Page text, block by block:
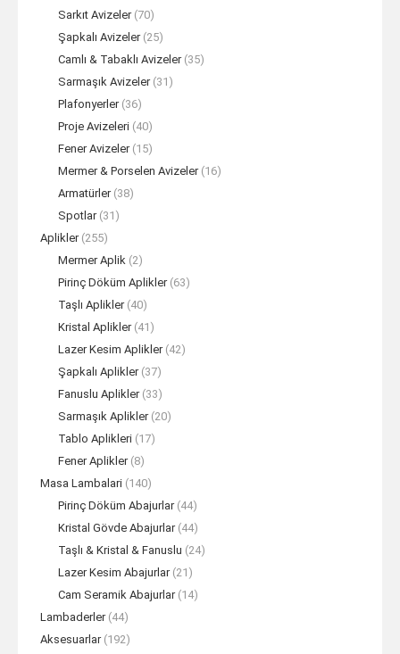
Sarkıt Avizeler (70)
Şapkalı Avizeler (25)
Camlı & Tabaklı Avizeler (35)
Sarmaşık Avizeler (31)
Plafonyerler (36)
Proje Avizeleri (40)
Fener Avizeler (15)
Mermer & Porselen Avizeler (16)
Armatürler (38)
Spotlar (31)
Aplikler (255)
Mermer Aplik (2)
Pirinç Döküm Aplikler (63)
Taşlı Aplikler (40)
Kristal Aplikler (41)
Lazer Kesim Aplikler (42)
Şapkalı Aplikler (37)
Fanuslu Aplikler (33)
Sarmaşık Aplikler (20)
Tablo Aplikleri (17)
Fener Aplikler (8)
Masa Lambalari (140)
Pirinç Döküm Abajurlar (44)
Kristal Gövde Abajurlar (44)
Taşlı & Kristal & Fanuslu (24)
Lazer Kesim Abajurlar (21)
Cam Seramik Abajurlar (14)
Lambaderler (44)
Aksesuarlar (192)